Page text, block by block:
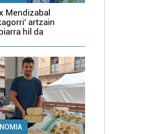
Mendizabal
artzain
hil da